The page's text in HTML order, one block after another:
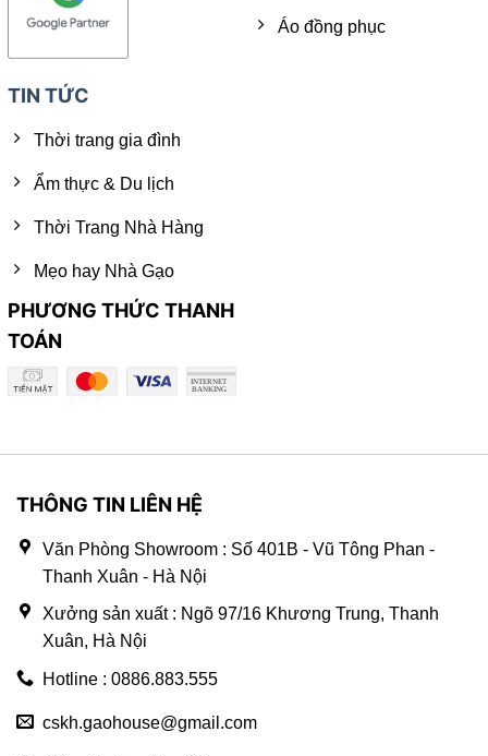
Áo đồng phục
TIN TỨC
Thời trang gia đình
Ẩm thực & Du lịch
Thời Trang Nhà Hàng
Mẹo hay Nhà Gạo
PHƯƠNG THỨC THANH
TOÁN
THÔNG TIN LIÊN HỆ
Văn Phòng Showroom : Số 401B - Vũ Tông Phan -
Thanh Xuân - Hà Nội
Xưởng sản xuất : Ngõ 97/16 Khương Trung, Thanh
Xuân, Hà Nội
Hotline : 0886.883.555
cskh.gaohouse@gmail.com